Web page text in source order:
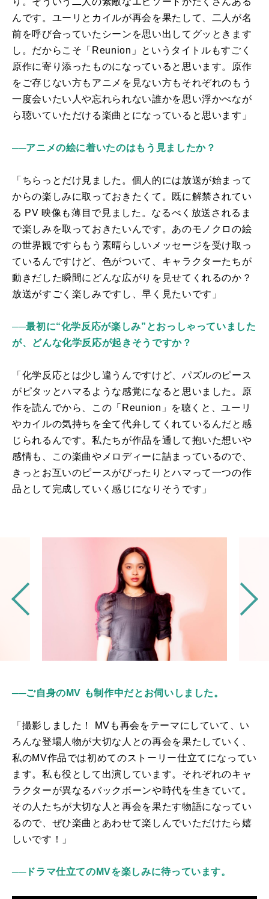
んです。 ユーリとカイルが再会を果たして、二人が名
前を呼び合っていたシーンを思い出してグッときます
し。 だからこそ「Reunion」というタイトルもすごく
原作に寄り添ったものになっていると思います。
原作
を ご存じない方も アニメを見ない方も それぞれの もう
一度会いたい人や忘れられない誰かを思い浮かべなが
ら聴いていただける楽曲とになっていると思います 」
──アニメの絵に着いたのはもう見ましたか？
「ちらっとだけ見ました。個人的には放送が始まって
からの楽しみに取っておきたくて。既に解禁されてい
る PV 映像も薄目で見ました。なるべく放送されるま
で楽しみを取っておきたいんです。あのモノクロの絵
の世界観ですらもう素晴らしいメッセージを受け取っ
ているんですけど、色がついて、キャラクターたちが
動きだした瞬間にどんな広がりを見せてくれるのか？
放送がすごく楽しみですし、早く見たいです」
──最初に“化学反応が楽しみ”とおっしゃっていました
が、どんな化学反応が起きそうですか？
「化学反応とは少し違うんですけど、パズルのピース
がピタッとハマるような感覚になると思いました。原
作を読んでから、この「 Reunion 」を聴くと、ユーリ
やカイルの気持ちを全て代弁してくれているんだと感
じられるんです。私たちが作品を通して抱いた想いや
感情も、この楽曲やメロディーに詰まっているので、
きっと お互いのピースがぴったりとハマって一つの作
品として完成していく感じになりそうです 」
──ご自身のMV も制作中だとお伺いしました。
「撮影しました！ MV も再会をテーマにしていて
、い
ろんな登場人物が大切な人との再会を果たしていく、
私のMV作品では初めてのストーリー仕立て になってい
ます。私も役として出演しています。それぞれのキャ
ラクターが異なるバックボーンや時代を生きていて 。
その人たちが大切な人と再会を果たす物語になってい
るので、 ぜひ楽曲とあわせて楽しんでいただけたら嬉
しいです！
」
──ドラマ仕立ての MVを楽しみに待っています。